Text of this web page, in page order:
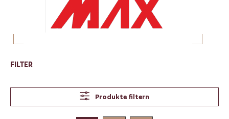
FILTER
Produkte filtern